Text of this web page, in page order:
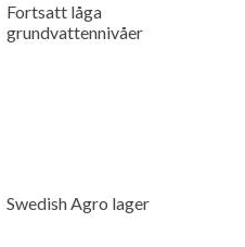
Fortsatt låga
grundvattennivåer
Swedish Agro lager